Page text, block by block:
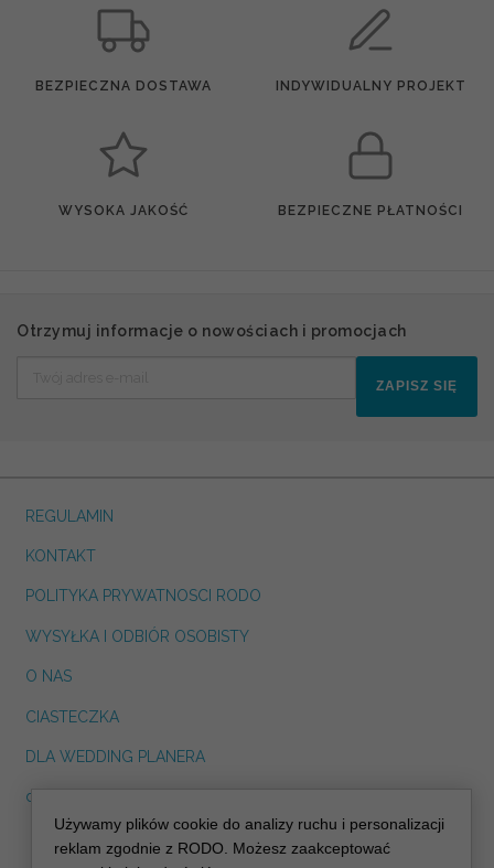
BEZPIECZNA DOSTAWA INDYWIDUALNY PROJEKT
WYSOKA JAKOŚĆ BEZPIECZNE PŁATNOŚCI
Otrzymuj informacje o nowościach i promocjach
ZAPISZ SIĘ
REGULAMIN
KONTAKT
POLITYKA PRYWATNOSCI RODO
WYSYŁKA I ODBIÓR OSOBISTY
O NAS
CIASTECZKA
DLA WEDDING PLANERA
dreskot.com
info@decoris.pl
Używamy plików cookie do analizy ruchu i personalizacji
reklam zgodnie z RODO. Możesz zaakceptować